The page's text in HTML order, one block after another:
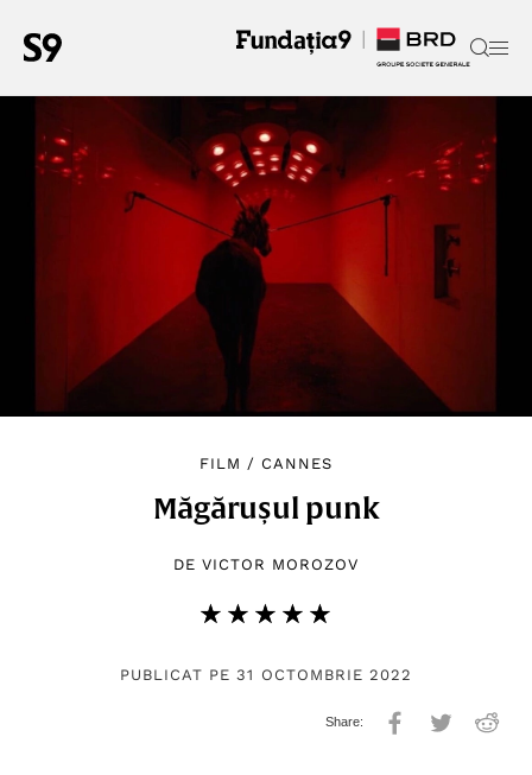
FILM / CANNES
Măgărușul punk
DE VICTOR MOROZOV
★★★★★
☆☆☆☆☆
PUBLICAT PE 31 OCTOMBRIE 2022